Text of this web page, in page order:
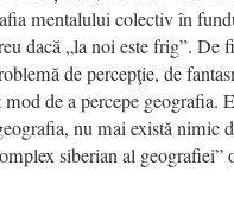
mentalului colectiv în
dacă „la noi este frig”. De
de percepţie, de
de a percepe geografia.
nu mai există nimic
siberian al geografiei”